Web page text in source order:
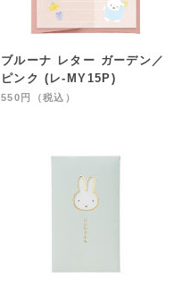
ブルーナ レター ガーデン／
ピンク (レ-MY15P)
550円（税込）